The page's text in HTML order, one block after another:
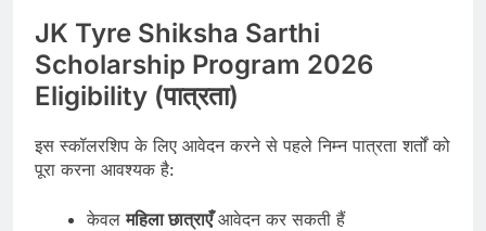
JK Tyre Shiksha Sarthi
Scholarship Program 2026
Eligibility (पात्रता)
इस स्कॉलरशिप के लिए आवेदन करने से पहले निम्न पात्रता शर्तों को
पूरा करना आवश्यक है:
केवलमहिला छात्राएँआवेदन कर सकती हैं